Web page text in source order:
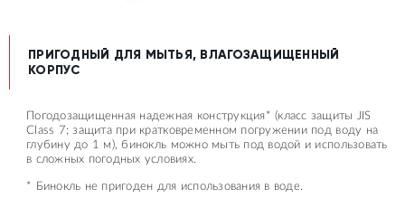
ПРИГОДНЫЙ ДЛЯ МЫТЬЯ, ВЛАГОЗАЩИЩЕННЫЙ
КОРПУС
Погодозащищенная надежная конструкция* (класс защиты JIS
Class 7; защита при кратковременном погружении под воду на
глубину до 1 м), бинокль можно мыть под водой и использовать
в сложных погодных условиях.
* Бинокль не пригоден для использования в воде.